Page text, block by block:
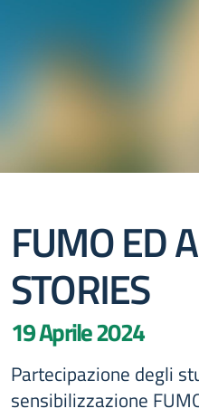
FUMO ED
STORIES
19 Aprile 2024
Partecipazione degli
sensibilizzazione